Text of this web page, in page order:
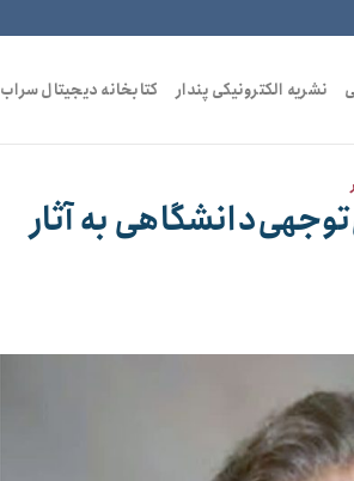
نشریه الکترونیکی پندار کتابخانه دیجیتال سراب
به آثار